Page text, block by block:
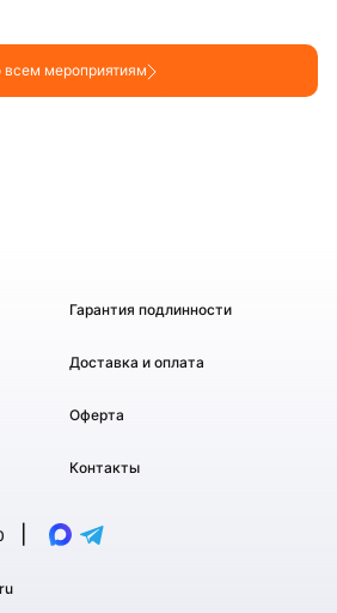
всем мероприятиям
Гарантия подлинности
Доставка и оплата
Оферта
Контакты